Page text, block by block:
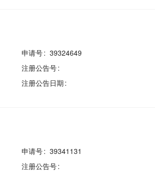
申请号 39324649
注册公告号
注册公告日期
申请号 39341131
注册公告号